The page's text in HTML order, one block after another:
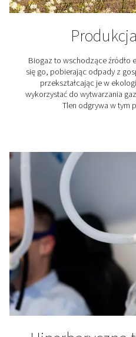
Printed circuit boards
electronics, and
performance. With the
your own nitrogen to
oxidation and